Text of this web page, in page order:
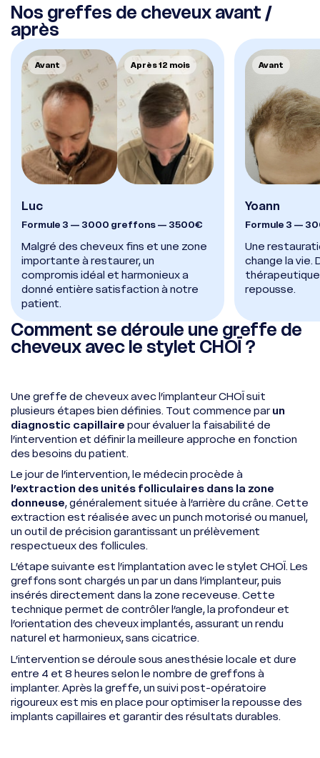
Nos greffes de cheveux avant /
après
Avant Après 12 mois
Luc
Formule 3 — 3000 greffons — 3500€
Malgré des cheveux fins et une zone
importante à restaurer, un
compromis idéal et harmonieux a
donné entière satisfaction à notre
patient.
Avant
Yoann
Formule 3 —
Une
change la vie.
repousse.
Comment se déroule une greffe de
cheveux avec le stylet CHOÏ ?
Une greffe de cheveux avec l’implanteur CHOÏ suit
plusieurs étapes bien définies. Tout commence parun
diagnostic capillaire pour évaluer la faisabilité de
l’intervention et définir la meilleure approche en fonction
des besoins du patient.
Le jour de l’intervention, le médecin procède à
l’extraction des unités folliculaires dans la zone
donneuse, généralement située à l’arrière du crâne. Cette
extraction est réalisée avec un punch motorisé ou manuel,
un outil de précision garantissant un prélèvement
respectueux des follicules.
L’étape suivante est l’implantation avec le stylet CHOÏ. Les
greffons sont chargés un par un dans l’implanteur, puis
insérés directement dans la zone receveuse. Cette
technique permet de contrôler l’angle, la profondeur et
l’orientation des cheveux implantés, assurant un rendu
naturel et harmonieux, sans cicatrice.
L’intervention se déroule sous anesthésie locale et dure
entre 4 et 8 heures selon le nombre de greffons à
implanter. Après la greffe, un suivi post-opératoire
rigoureux est mis en place pour optimiser la repousse des
implants capillaires et garantir des résultats durables.